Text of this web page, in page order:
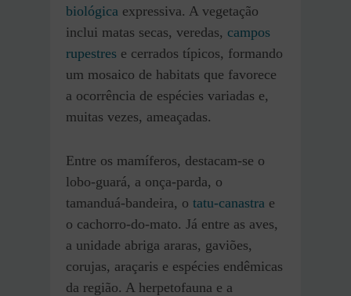
biológica expressiva. A vegetação
inclui matas secas, veredas, campos
rupestres e cerrados típicos, formando
um mosaico de habitats que favorece
a ocorrência de espécies variadas e,
muitas vezes, ameaçadas.
Entre os mamíferos, destacam-se o
lobo-guará, a onça-parda, o
tamanduá-bandeira, o tatu-canastra e
o cachorro-do-mato. Já entre as aves,
a unidade abriga araras, gaviões,
corujas, araçaris e espécies endêmicas
da região. A herpetofauna e a